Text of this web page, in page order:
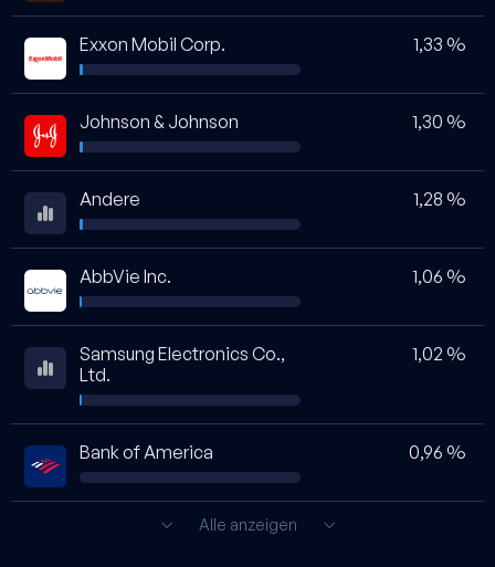
Exxon Mobil Corp. 1,33 %
Johnson & Johnson 1,30 %
Andere 1,28 %
AbbVie Inc. 1,06 %
Samsung Electronics Co.,
Ltd.
1,02 %
Bank of America 0,96 %
Alle anzeigen